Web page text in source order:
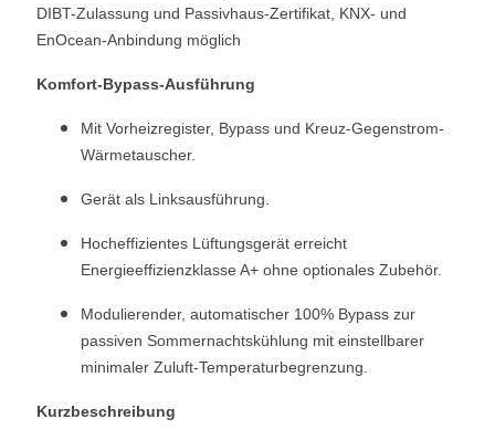
DIBT-Zulassung und Passivhaus-Zertifikat, KNX- und
EnOcean-Anbindung möglich
Komfort-Bypass-Ausführung
Mit Vorheizregister, Bypass und Kreuz-Gegenstrom-
Wärmetauscher.
Gerät als Linksausführung.
Hocheffizientes Lüftungsgerät erreicht
Energieeffizienzklasse A+ ohne optionales Zubehör.
Modulierender, automatischer 100% Bypass zur
passiven Sommernachtskühlung mit einstellbarer
minimaler Zuluft-Temperaturbegrenzung.
Kurzbeschreibung